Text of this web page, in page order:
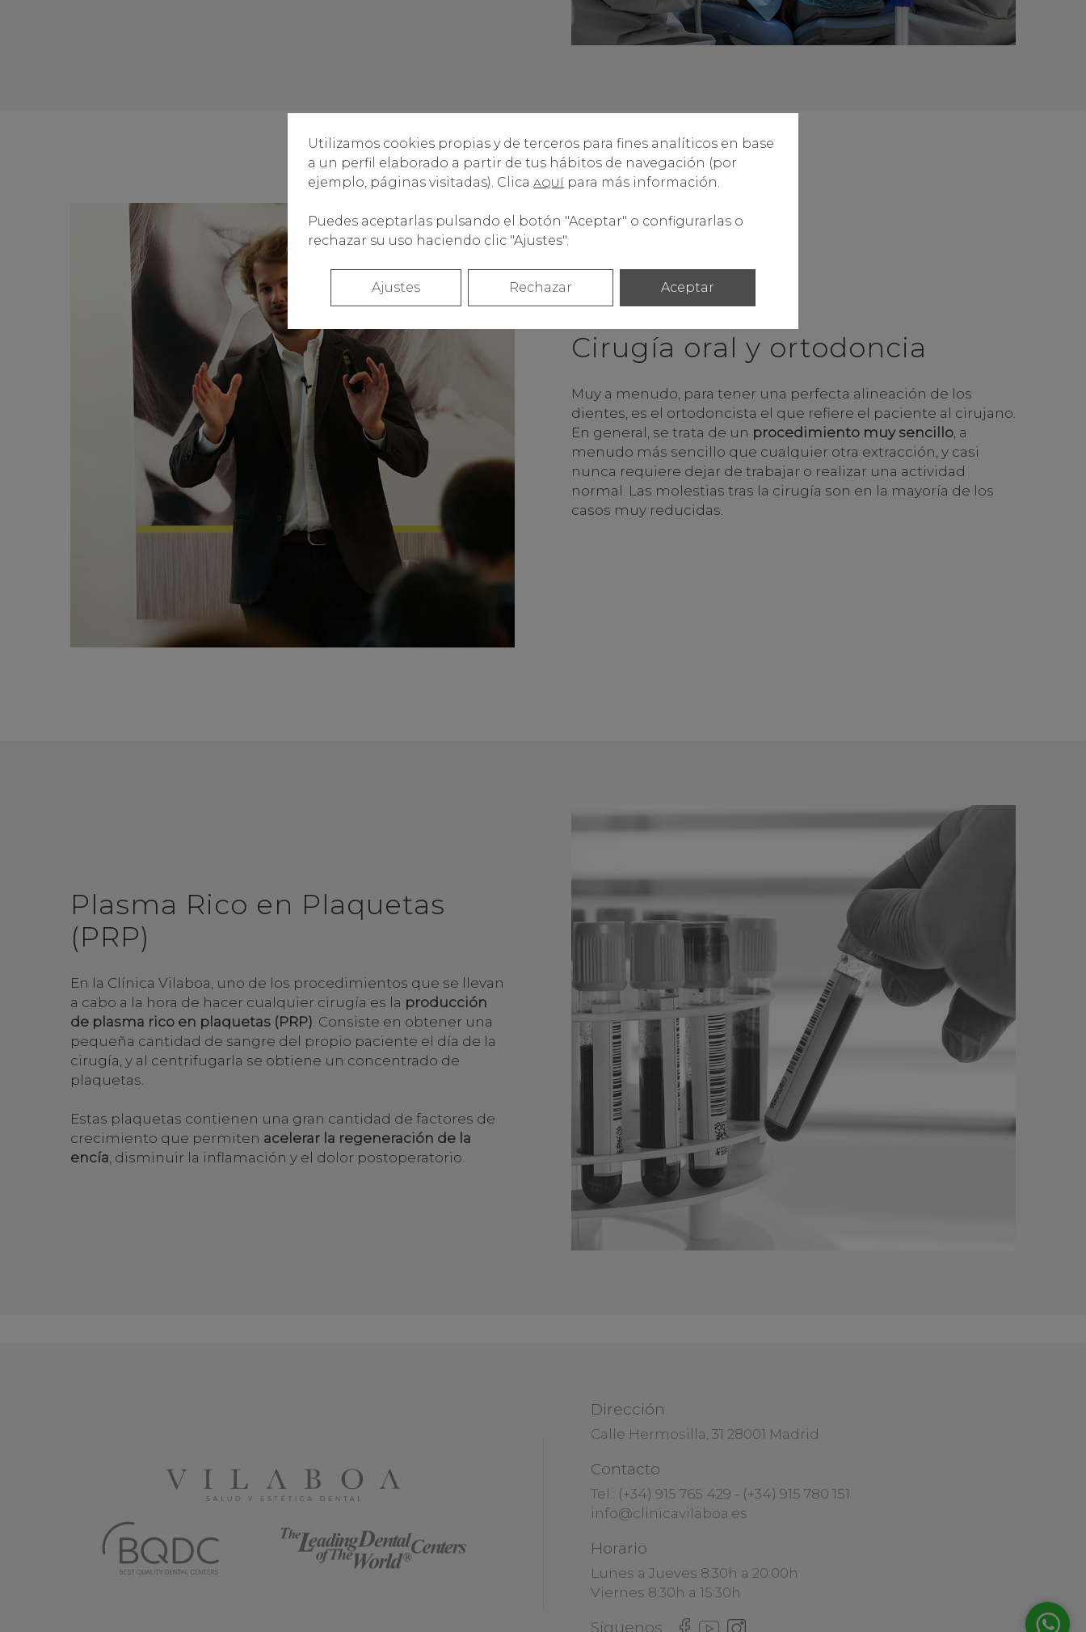
Cirugía oral y ortodoncia
Muy a menudo, para tener una perfecta alineación de los
dientes, es el ortodoncista el que refiere el paciente al cirujano.
En general, se trata de un procedimiento muy sencillo, a
menudo más sencillo que cualquier otra extracción, y casi
nunca requiere dejar de trabajar o realizar una actividad
normal. Las molestias tras la cirugía son en la mayoría de los
casos muy reducidas.
Plasma Rico en Plaquetas
(PRP)
En la Clínica Vilaboa, uno de los procedimientos que se llevan
a cabo a la hora de hacer cualquier cirugía es la producción
de plasma rico en plaquetas (PRP). Consiste en obtener una
pequeña cantidad de sangre del propio paciente el día de la
cirugía, y al centrifugarla se obtiene un concentrado de
plaquetas.
Estas plaquetas contienen una gran cantidad de factores de
crecimiento que permiten acelerar la regeneración de la
encía, disminuir la inflamación y el dolor postoperatorio.
Dirección
Calle Hermosilla, 31 28001 Madrid
Contacto
Tel.: (+34) 915 765 429 - (+34) 915 780 151
info@clinicavilaboa.es
Horario
Lunes a Jueves 8:30h a 20:00h
Viernes 8:30h a 15:30h
Síguenos
Utilizamos cookies propias y de terceros para fines analíticos en base
a un perfil elaborado a partir de tus hábitos de navegación (por
ejemplo, páginas visitadas). ClicaAQUÍ para más información.
Puedes aceptarlas pulsando el botón "Aceptar" o configurarlas o
rechazar su uso haciendo clic "Ajustes".
Aceptar
Rechazar
Ajustes